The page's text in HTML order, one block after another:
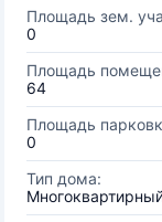
Площадь зем.
0
Площадь
64
Площадь
0
Тип дома: